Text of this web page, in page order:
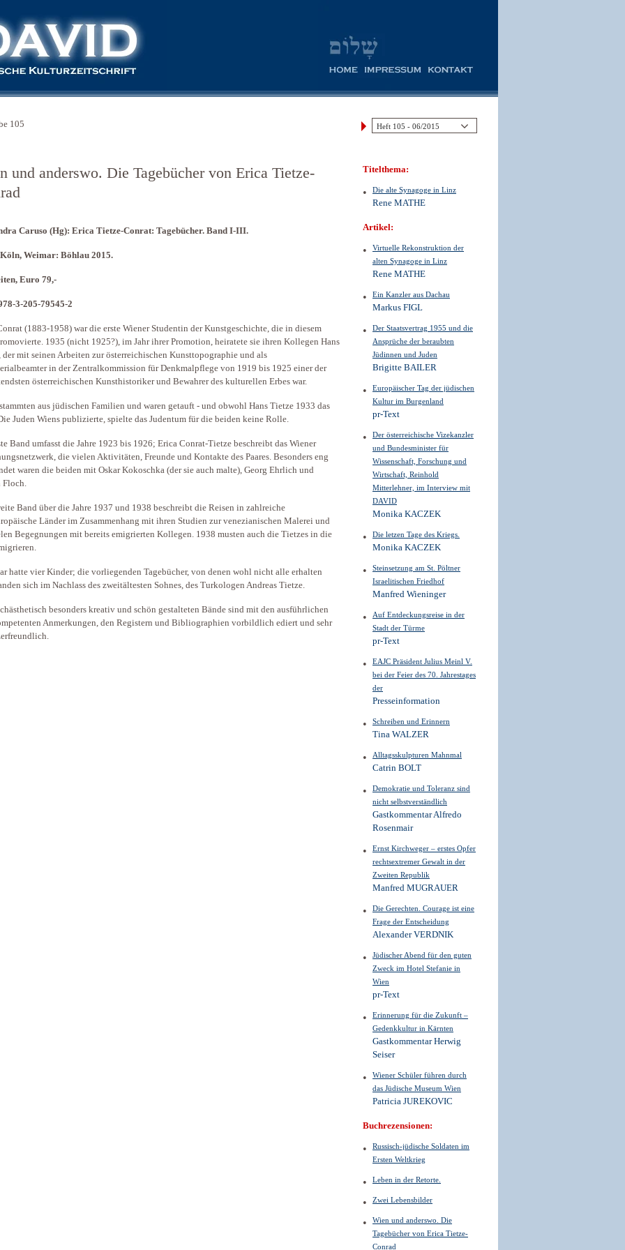
105
und anderswo. Die Tagebücher von Erica Tietze-
Caruso (Hg): Erica Tietze-Conrat: Tagebücher. Band I-III.
Weimar: Böhlau 2015.
Euro 79,-
3-205-79545-2
(1883-1958) war die erste Wiener Studentin der Kunstgeschichte, die in diesem
1935 (nicht 1925?), im Jahr ihrer Promotion, heiratete sie ihren Kollegen Hans
der mit seinen Arbeiten zur österreichischen Kunsttopographie und als
in der Zentralkommission für Denkmalpflege von 1919 bis 1925 einer der
österreichischen Kunsthistoriker und Bewahrer des kulturellen Erbes war.
aus jüdischen Familien und waren getauft - und obwohl Hans Tietze 1933 das
Juden Wiens publizierte, spielte das Judentum für die beiden keine Rolle.
Band umfasst die Jahre 1923 bis 1926; Erica Conrat-Tietze beschreibt das Wiener
die vielen Aktivitäten, Freunde und Kontakte des Paares. Besonders eng
waren die beiden mit Oskar Kokoschka (der sie auch malte), Georg Ehrlich und
Floch.
Band über die Jahre 1937 und 1938 beschreibt die Reisen in zahlreiche
Länder im Zusammenhang mit ihren Studien zur venezianischen Malerei und
Begegnungen mit bereits emigrierten Kollegen. 1938 musten auch die Tietzes in die
hatte vier Kinder; die vorliegenden Tagebücher, von denen wohl nicht alle erhalten
sich im Nachlass des zweitältesten Sohnes, des Turkologen Andreas Tietze.
besonders kreativ und schön gestalteten Bände sind mit den ausführlichen
Anmerkungen, den Registern und Bibliographien vorbildlich ediert und sehr
Titelthema:
Die alte Synagoge in Linz
Rene MATHE
Artikel:
Virtuelle Rekonstruktion der
alten Synagoge in Linz
Rene MATHE
Ein Kanzler aus Dachau
Markus FIGL
Der Staatsvertrag 1955 und die
Ansprüche der beraubten
Jüdinnen und Juden
Brigitte BAILER
Europäischer Tag der jüdischen
Kultur im Burgenland
pr-Text
Der österreichische Vizekanzler
und Bundesminister für
Wissenschaft, Forschung und
Wirtschaft, Reinhold
Mitterlehner, im Interview mit
DAVID
Monika KACZEK
Die letzen Tage des Kriegs.
Monika KACZEK
Steinsetzung am St. Pöltner
Israelitischen Friedhof
Manfred Wieninger
Auf Entdeckungsreise in der
Stadt der Türme
pr-Text
EAJC Präsident Julius Meinl V.
bei der Feier des 70. Jahrestages
der
Presseinformation
Schreiben und Erinnern
Tina WALZER
Alltagsskulpturen Mahnmal
Catrin BOLT
Demokratie und Toleranz sind
nicht selbstverständlich
Gastkommentar Alfredo
Rosenmair
Ernst Kirchweger – erstes Opfer
rechtsextremer Gewalt in der
Zweiten Republik
Manfred MUGRAUER
Die Gerechten. Courage ist eine
Frage der Entscheidung
Alexander VERDNIK
Jüdischer Abend für den guten
Zweck im Hotel Stefanie in
Wien
pr-Text
Erinnerung für die Zukunft –
Gedenkkultur in Kärnten
Gastkommentar Herwig
Seiser
Wiener Schüler führen durch
das Jüdische Museum Wien
Patricia JUREKOVIC
Buchrezensionen:
Russisch-jüdische Soldaten im
Ersten Weltkrieg
Leben in der Retorte.
Zwei Lebensbilder
Wien und anderswo. Die
Tagebücher von Erica Tietze-
Conrad